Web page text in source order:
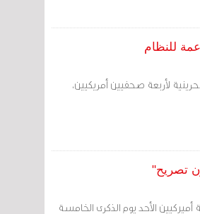
للنظام
السلطات البحرينية لأربعة صحفيين أمريكيين،
تصريح"
أميركيين الأحد يوم الذكرى الخامسة